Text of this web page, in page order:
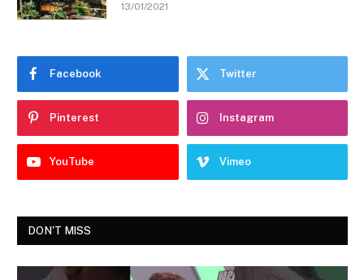
13/01/2021
Facebook Twitter
Pinterest Instagram
YouTube Vimeo
DON'T MISS